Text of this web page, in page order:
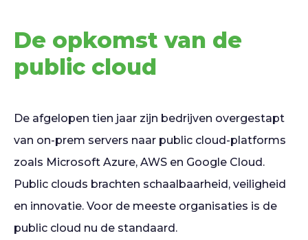
De opkomst van de
public cloud
De afgelopen tien jaar zijn bedrijven overgestapt
van on-prem servers naar public cloud-platforms
zoals Microsoft Azure, AWS en Google Cloud.
Public clouds brachten schaalbaarheid, veiligheid
en innovatie. Voor de meeste organisaties is de
public cloud nu de standaard.